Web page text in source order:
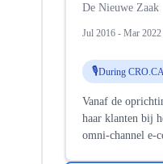
De Nieuwe Zaak
Jul 2016 - Mar
During
Vanaf de
haar klanten bij
omni-channel e-